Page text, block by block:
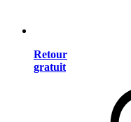
Retour
gratuit